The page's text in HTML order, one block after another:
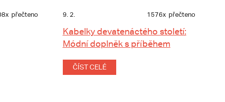
přečteno 9. 2. 1576x přečteno
Kabelky devatenáctého století:
Módní doplněk s příběhem
ČÍST CELÉ